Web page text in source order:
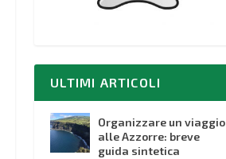
ULTIMI ARTICOLI
Organizzare un viaggio
alle Azzorre: breve
guida sintetica